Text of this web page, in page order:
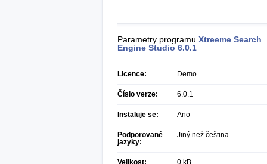
Parametry programu Xtreeme Search
Engine Studio 6.0.1
Licence: Demo
Číslo verze: 6.0.1
Instaluje se: Ano
Podporované
jazyky:
Jiný než čeština
Velikost: 0 kB